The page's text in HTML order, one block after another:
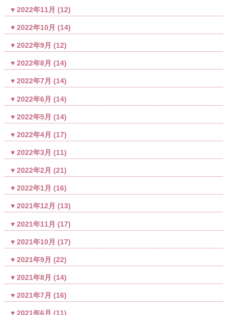
2022年11月 (12)
2022年10月 (14)
2022年9月 (12)
2022年8月 (14)
2022年7月 (14)
2022年6月 (14)
2022年5月 (14)
2022年4月 (17)
2022年3月 (11)
2022年2月 (21)
2022年1月 (16)
2021年12月 (13)
2021年11月 (17)
2021年10月 (17)
2021年9月 (22)
2021年8月 (14)
2021年7月 (16)
2021年6月 (11)